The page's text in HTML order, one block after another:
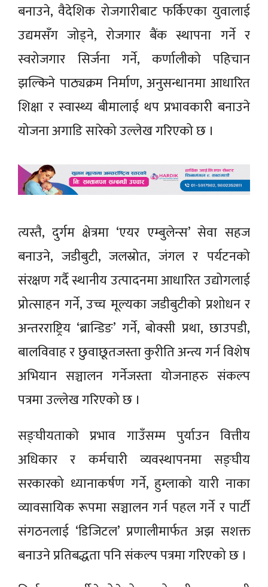
बनाउने, वैदेशिक रोजगारीबाट फर्किएका युवालाई
उद्यमसँग जोड्ने, रोजगार बैंक स्थापना गर्ने र
स्वरोजगार सिर्जना गर्ने, कर्णालीको पहिचान
झल्किने पाठ्यक्रम निर्माण, अनुसन्धानमा आधारित
शिक्षा र स्वास्थ्य बीमालाई थप प्रभावकारी बनाउने
योजना अगाडि सारेको उल्लेख गरिएको छ ।
त्यस्तै, दुर्गम क्षेत्रमा ‘एयर एम्बुलेन्स’ सेवा सहज
बनाउने, जडीबुटी, जलस्रोत, जंगल र पर्यटनको
संरक्षण गर्दै स्थानीय उत्पादनमा आधारित उद्योगलाई
प्रोत्साहन गर्ने, उच्च मूल्यका जडीबुटीको प्रशोधन र
अन्तरराष्ट्रिय ‘ब्रान्डिङ’ गर्ने, बोक्सी प्रथा, छाउपडी,
बालविवाह र छुवाछूतजस्ता कुरीति अन्त्य गर्न विशेष
अभियान सञ्चालन गर्नेजस्ता योजनाहरु संकल्प
पत्रमा उल्लेख गरिएको छ ।
सङ्घीयताको प्रभाव गाउँसम्म पुर्याउन वित्तीय
अधिकार र कर्मचारी व्यवस्थापनमा सङ्घीय
सरकारको ध्यानाकर्षण गर्ने, हुम्लाको यारी नाका
व्यावसायिक रूपमा सञ्चालन गर्न पहल गर्ने र पार्टी
संगठनलाई ‘डिजिटल’ प्रणालीमार्फत अझ सशक्त
बनाउने प्रतिबद्धता पनि संकल्प पत्रमा गरिएको छ ।